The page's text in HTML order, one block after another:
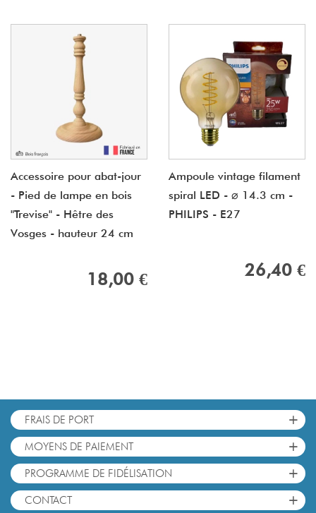
Accessoire pour abat-jour
- Pied de lampe en bois
"Trevise" - Hêtre des
Vosges - hauteur 24 cm
18,00 €
Ampoule vintage filament
spiral LED - ⌀ 14.3 cm -
PHILIPS - E27
26,40 €
FRAIS DE PORT +
MOYENS DE PAIEMENT +
PROGRAMME DE FIDÉLISATION +
CONTACT +